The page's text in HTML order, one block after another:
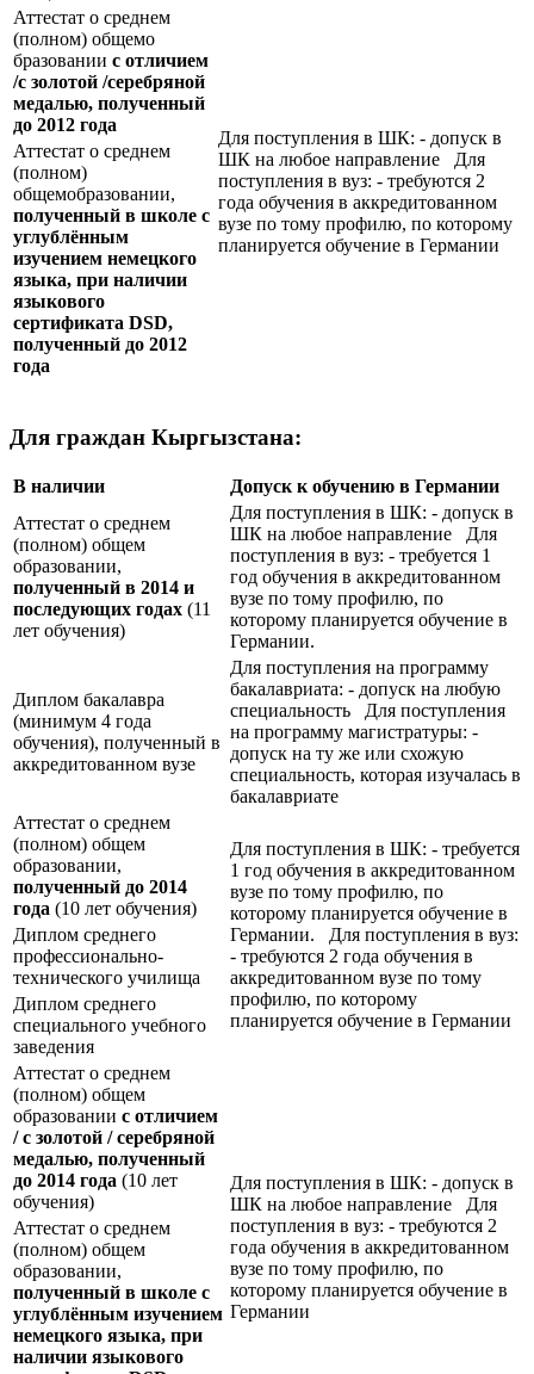
Аттестат о среднем
(полном) общемо
бразовании с отличием
/с золотой /серебряной
медалью, полученный
до 2012 года
Для поступления в ШК: - допуск в
ШК на любое направление Для
поступления в вуз: - требуются 2
года обучения в аккредитованном
вузе по тому профилю, по которому
планируется обучение в Германии
Аттестат о среднем
(полном)
общемобразовании,
полученный в школе с
углублённым
изучением немецкого
языка, при наличии
языкового
сертификата DSD,
полученный до 2012
года
Для граждан Кыргызстана:
В наличии
Допуск к обучению в Германии
Аттестат о среднем
(полном) общем
образовании,
полученный в 2014 и
последующих годах (11
лет обучения)
Для поступления в ШК: - допуск в
ШК на любое направление Для
поступления в вуз: - требуется 1
год обучения в аккредитованном
вузе по тому профилю, по
которому планируется обучение в
Германии.
Диплом бакалавра
(минимум 4 года
обучения), полученный в
аккредитованном вузе
Для поступления на программу
бакалавриата: - допуск на любую
специальность Для поступления
на программу магистратуры: -
допуск на ту же или схожую
специальность, которая изучалась в
бакалавриате
Аттестат о среднем
(полном) общем
образовании,
полученный до 2014
года (10 лет обучения)
Для поступления в ШК: - требуется
1 год обучения в аккредитованном
вузе по тому профилю, по
которому планируется обучение в
Германии. Для поступления в вуз:
- требуются 2 года обучения в
аккредитованном вузе по тому
профилю, по которому
планируется обучение в Германии
Диплом среднего
профессионально-
технического училища
Диплом среднего
специального учебного
заведения
Аттестат о среднем
(полном) общем
образовании с отличием
/ с золотой / серебряной
медалью, полученный
до 2014 года (10 лет
обучения)
Для поступления в ШК: - допуск в
ШК на любое направление Для
поступления в вуз: - требуются 2
года обучения в аккредитованном
вузе по тому профилю, по
которому планируется обучение в
Германии
Аттестат о среднем
(полном) общем
образовании,
полученный в школе с
углублённым изучением
немецкого языка, при
наличии языкового